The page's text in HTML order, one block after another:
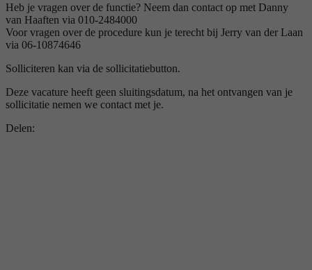
Heb je vragen over de functie? Neem dan contact op met Danny
van Haaften via 010-2484000
Voor vragen over de procedure kun je terecht bij Jerry van der Laan
via 06-10874646
Solliciteren kan via de sollicitatiebutton.
Deze vacature heeft geen sluitingsdatum, na het ontvangen van je
sollicitatie nemen we contact met je.
Delen: